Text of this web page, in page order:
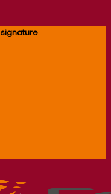
signature